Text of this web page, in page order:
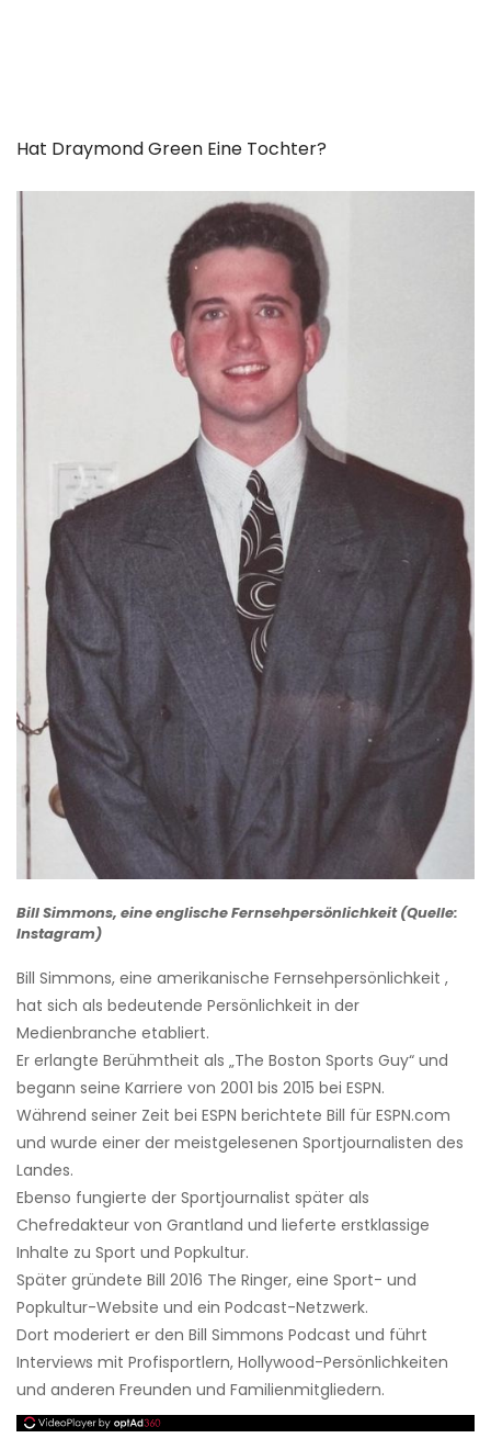
Hat Draymond Green Eine Tochter?
Bill Simmons, eine englische Fernsehpersönlichkeit (Quelle:
Instagram)
Bill Simmons, eine amerikanische Fernsehpersönlichkeit ,
hat sich als bedeutende Persönlichkeit in der
Medienbranche etabliert.
Er erlangte Berühmtheit als „The Boston Sports Guy“ und
begann seine Karriere von 2001 bis 2015 bei ESPN.
Während seiner Zeit bei ESPN berichtete Bill für ESPN.com
und wurde einer der meistgelesenen Sportjournalisten des
Landes.
Ebenso fungierte der Sportjournalist später als
Chefredakteur von Grantland und lieferte erstklassige
Inhalte zu Sport und Popkultur.
Später gründete Bill 2016 The Ringer, eine Sport- und
Popkultur-Website und ein Podcast-Netzwerk.
Dort moderiert er den Bill Simmons Podcast und führt
Interviews mit Profisportlern, Hollywood-Persönlichkeiten
und anderen Freunden und Familienmitgliedern.